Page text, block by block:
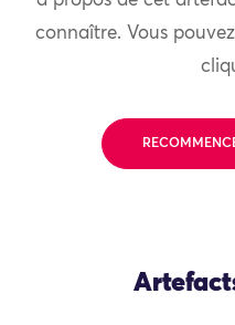
connaître. Vous